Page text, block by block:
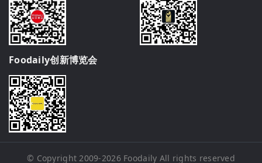
Foodaily创新博览会
© Copyright 2009-2026 Foodaily All rights reserved